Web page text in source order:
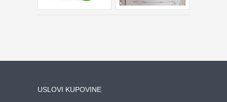
USLOVI KUPOVINE